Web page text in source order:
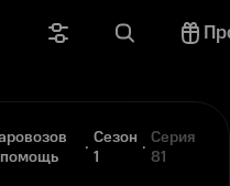
Сезон
1
Серия
81